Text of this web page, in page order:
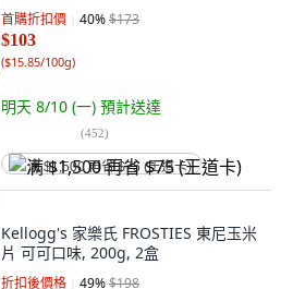
首購折扣價 40%$173
$103
($15.85/100g)
明天 8/10 (一) 預計送達
(452)
满 $1,500 再省 $75 (王道卡)
Kellogg's 家樂氏 FROSTIES 東尼玉米
片 可可口味, 200g, 2盒
折扣後價格 49%$198